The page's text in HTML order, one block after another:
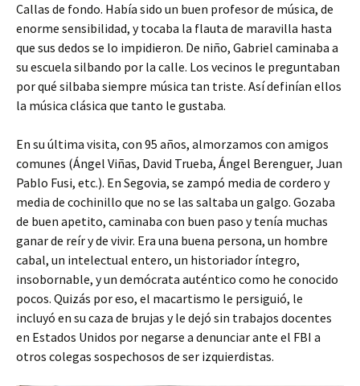
Callas de fondo. Había sido un buen profesor de música, de
enorme sensibilidad, y tocaba la flauta de maravilla hasta
que sus dedos se lo impidieron. De niño, Gabriel caminaba a
su escuela silbando por la calle. Los vecinos le preguntaban
por qué silbaba siempre música tan triste. Así definían ellos
la música clásica que tanto le gustaba.
En su última visita, con 95 años, almorzamos con amigos
comunes (Ángel Viñas, David Trueba, Ángel Berenguer, Juan
Pablo Fusi, etc.). En Segovia, se zampó media de cordero y
media de cochinillo que no se las saltaba un galgo. Gozaba
de buen apetito, caminaba con buen paso y tenía muchas
ganar de reír y de vivir. Era una buena persona, un hombre
cabal, un intelectual entero, un historiador íntegro,
insobornable, y un demócrata auténtico como he conocido
pocos. Quizás por eso, el macartismo le persiguió, le
incluyó en su caza de brujas y le dejó sin trabajos docentes
en Estados Unidos por negarse a denunciar ante el FBI a
otros colegas sospechosos de ser izquierdistas.